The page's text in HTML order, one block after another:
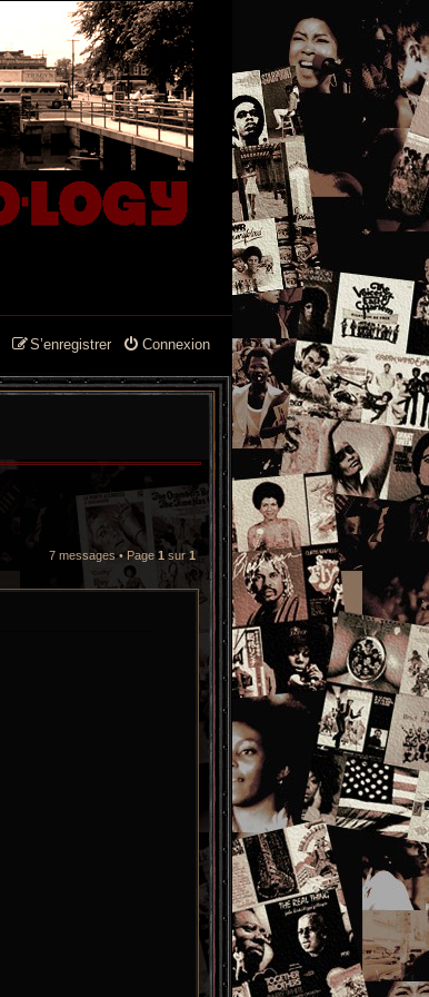
Connexion
S’enregistrer
7 messages • Page 1 sur1